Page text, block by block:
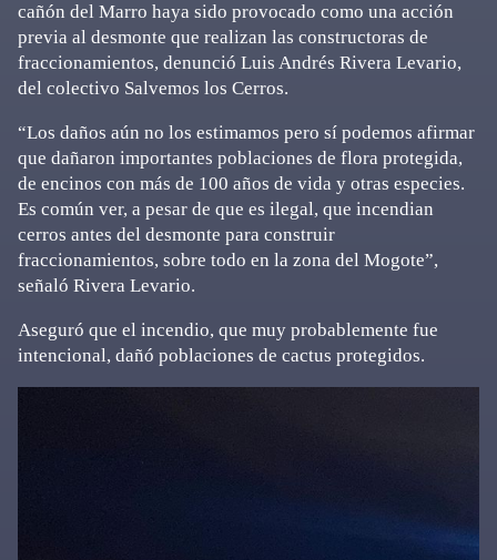
cañón del Marro haya sido provocado como una acción
previa al desmonte que realizan las constructoras de
fraccionamientos, denunció Luis Andrés Rivera Levario,
del colectivo Salvemos los Cerros.
“Los daños aún no los estimamos pero sí podemos afirmar
que dañaron importantes poblaciones de flora protegida,
de encinos con más de 100 años de vida y otras especies.
Es común ver, a pesar de que es ilegal, que incendian
cerros antes del desmonte para construir
fraccionamientos, sobre todo en la zona del Mogote”,
señaló Rivera Levario.
Aseguró que el incendio, que muy probablemente fue
intencional, dañó poblaciones de cactus protegidos.